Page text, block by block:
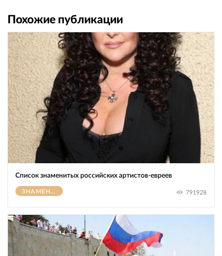
Похожие публикации
Список знаменитых российских артистов-евреев
ЗНАМЕНИТОСТИ 791928